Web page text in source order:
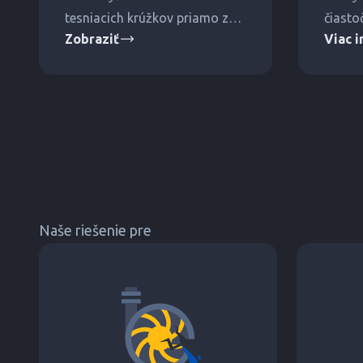
tesniacich krúžkov priamo z
cievky tesniacej šnúry bez
Zobraziť Viac
Naše riešenie pre